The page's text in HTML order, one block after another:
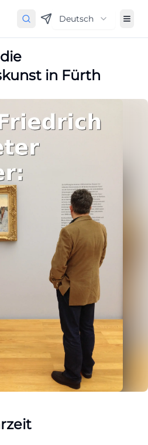
Deutsch
in Fürth